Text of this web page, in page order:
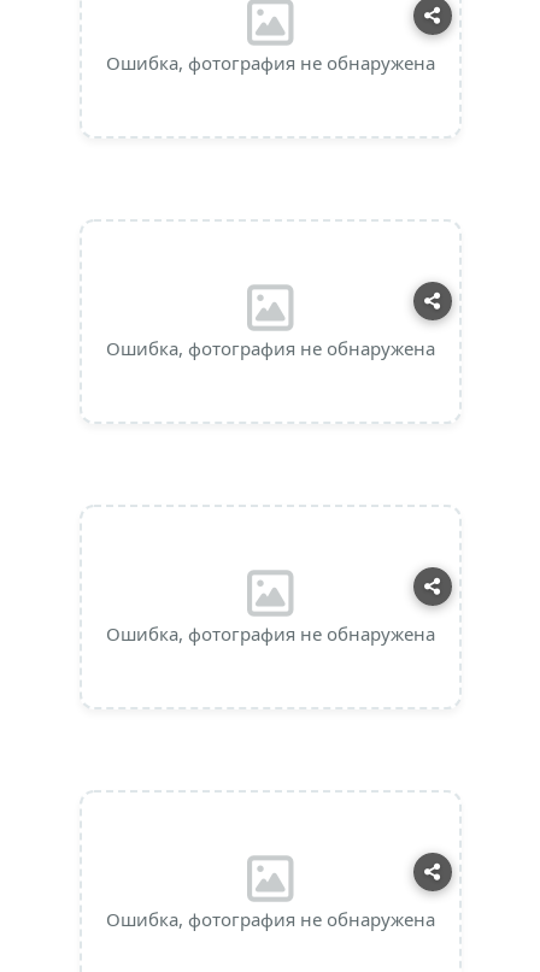
Ошибка, фотография не обнаружена
Ошибка, фотография не обнаружена
Ошибка, фотография не обнаружена
Ошибка, фотография не обнаружена